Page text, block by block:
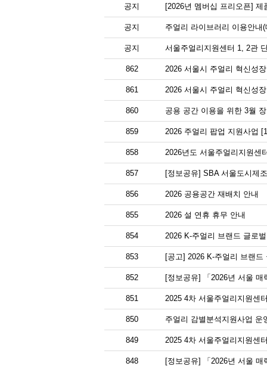
공지 [2026년 멤버십 프리오픈]
공지 주얼리 라이브러리 이용안내
공지 서울주얼리지원센터 1, 2관
862 2026 서울시 주얼리 혁신성
861 2026 서울시 주얼리 혁신성
860 공용 공간 이용을 위한 3월
859 2026 주얼리 팝업 지원사업
858 2026년도 서울주얼리지원센
857 [정보공유] SBA 서울도시제
856 2026 공용공간 재배치 안내
855 2026 설 연휴 휴무 안내
854 2026 K-주얼리 브랜드 글로
853 [공고] 2026 K-주얼리 브랜
852 [정보공유] 「2026년 서울
851 2025 4차 서울주얼리지원센
850 주얼리 감별분석지원사업 운
849 2025 4차 서울주얼리지원센
848 [정보공유] 「2026년 서울